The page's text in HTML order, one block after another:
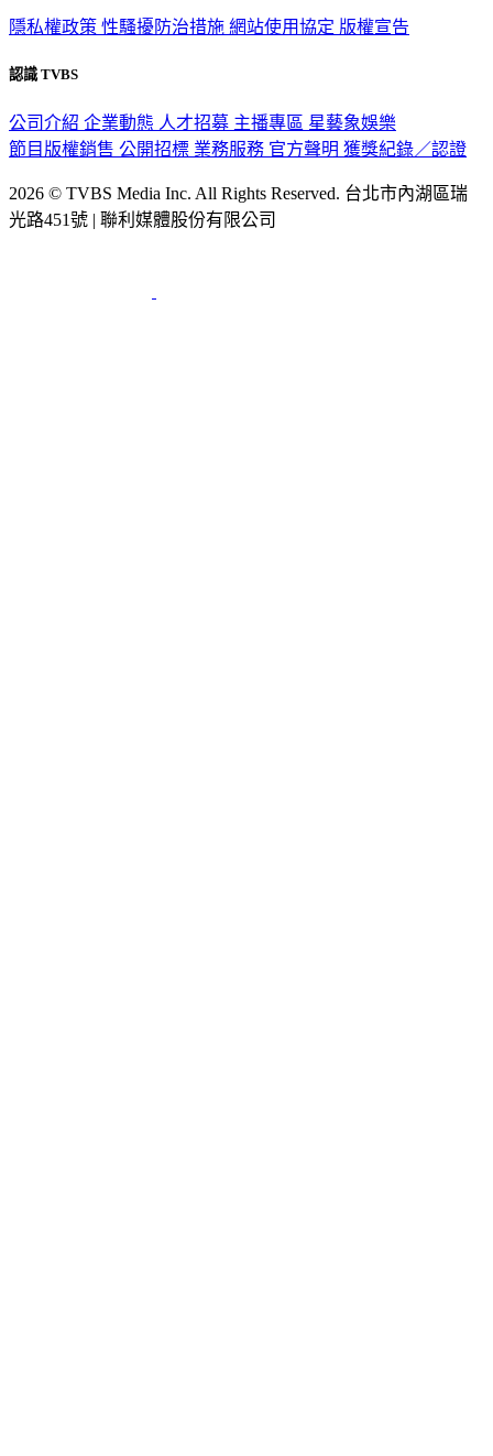
隱私權政策 性騷擾防治措施 網站使用協定 版權宣告
認識 TVBS
公司介紹 企業動態 人才招募 主播專區 星藝象娛樂
節目版權銷售 公開招標 業務服務 官方聲明 獲獎紀錄／認證
2026 © TVBS Media Inc. All Rights Reserved. 台北市內湖區瑞
光路451號 | 聯利媒體股份有限公司